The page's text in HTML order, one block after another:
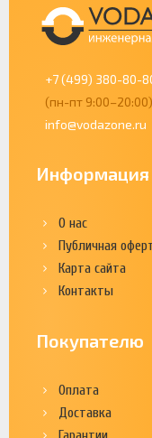
+7 (499) 380-80-
(пн-пт 9:00–20:00)
info@vodazone.ru
Информация
О нас
Публичная
Карта сайта
Контакты
Покупателю
Оплата
Доставка